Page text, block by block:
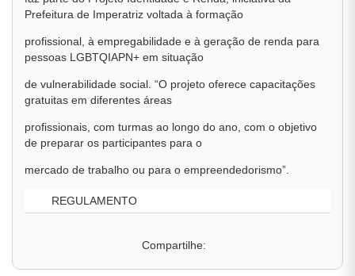
Prefeitura de Imperatriz voltada à formação
profissional, à empregabilidade e à geração de renda para
pessoas LGBTQIAPN+ em situação
de vulnerabilidade social. “O projeto oferece capacitações
gratuitas em diferentes áreas
profissionais, com turmas ao longo do ano, com o objetivo
de preparar os participantes para o
mercado de trabalho ou para o empreendedorismo”.
REGULAMENTO
Compartilhe: